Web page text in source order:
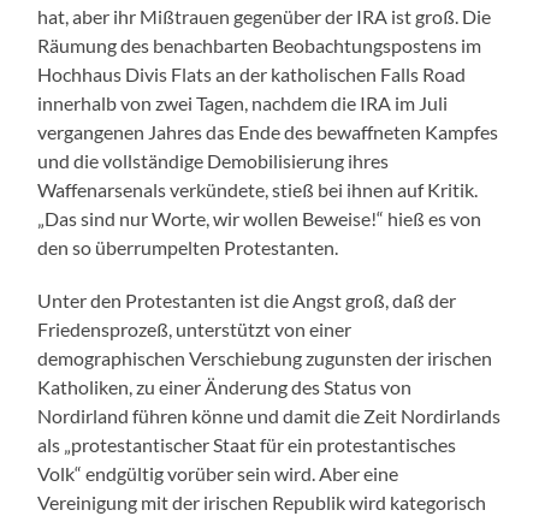
hat, aber ihr Mißtrauen gegenüber der IRA ist groß. Die
Räumung des benachbarten Beobachtungspostens im
Hochhaus Divis Flats an der katholischen Falls Road
innerhalb von zwei Tagen, nachdem die IRA im Juli
vergangenen Jahres das Ende des bewaffneten Kampfes
und die vollständige Demobilisierung ihres
Waffenarsenals verkündete, stieß bei ihnen auf Kritik.
„Das sind nur Worte, wir wollen Beweise!“ hieß es von
den so überrumpelten Protestanten.
Unter den Protestanten ist die Angst groß, daß der
Friedensprozeß, unterstützt von einer
demographischen Verschiebung zugunsten der irischen
Katholiken, zu einer Änderung des Status von
Nordirland führen könne und damit die Zeit Nordirlands
als „protestantischer Staat für ein protestantisches
Volk“ endgültig vorüber sein wird. Aber eine
Vereinigung mit der irischen Republik wird kategorisch